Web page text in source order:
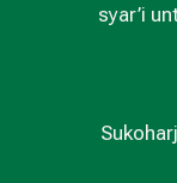
syar’i